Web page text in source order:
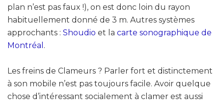
plan n’est pas faux !), on est donc loin du rayon
habituellement donné de 3 m. Autres systèmes
approchants : Shoudio et la carte sonographique de
Montréal .
Les freins de Clameurs ? Parler fort et distinctement
à son mobile n’est pas toujours facile. Avoir quelque
chose d’intéressant socialement à clamer est aussi